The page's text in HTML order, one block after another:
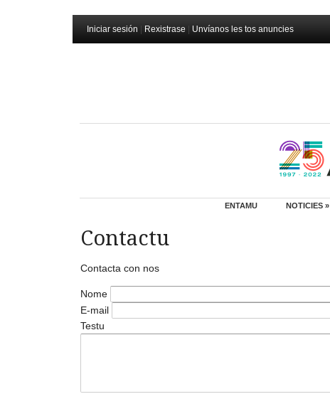
Iniciar sesión Rexistrase Unvíanos les tos anuncies
ENTAMU NOTICIES »
Contactu
Contacta con nos
Nome
E-mail
Testu